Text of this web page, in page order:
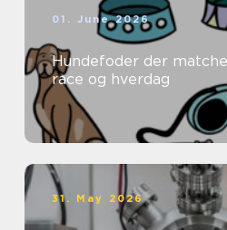
01. June 2026
Hundefoder der
race og hverdag
31. May 2026